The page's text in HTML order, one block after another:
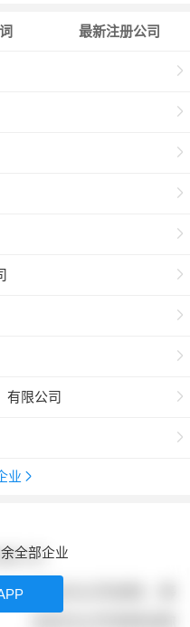
有限公司
业
最新注册公司
全部企业